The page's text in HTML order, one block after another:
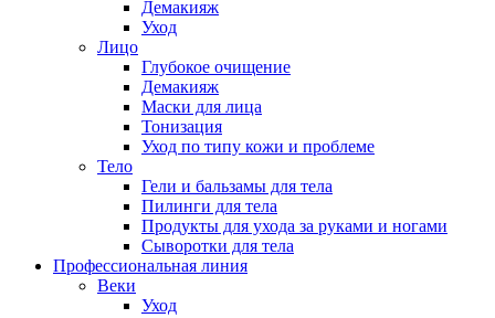
Демакияж
Уход
Лицо
Глубокое очищение
Демакияж
Маски для лица
Тонизация
Уход по типу кожи и проблеме
Тело
Гели и бальзамы для тела
Пилинги для тела
Продукты для ухода за руками и ногами
Сыворотки для тела
Профессиональная линия
Веки
Уход